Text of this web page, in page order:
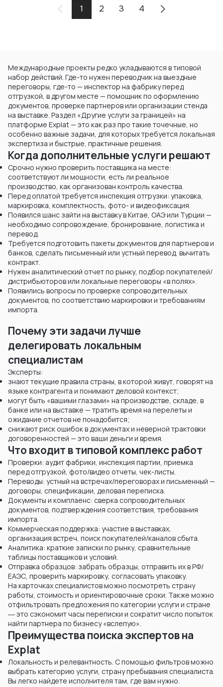
1 2 3 4
Международные проекты редко укладываются в типовой
набор действий. Где-то нужен переводчик на выездные
переговоры, где-то — инспектор на фабрику перед
отгрузкой, в другом месте — помощник по оформлению
документов, проверке партнеров или организации стенда
на выставке. Раздел «Другие услуги за границей» на
платформе Explat — это как раз про такие точечные, но
особенно важные задачи, для которых требуется локальная
экспертиза и быстрые, практичные решения.
Когда дополнительные услуги решают
Срочно нужно проверить поставщика на месте:
соответствуют ли мощности, есть ли реальное
производство, как организован контроль качества.
Перед оплатой требуется инспекция отгрузки: упаковка,
маркировка, комплектность, фото- и видеофиксация.
Появился шанс зайти на выставку в Китае, ОАЭ или Турции —
необходимо сопровождение, бронирование, логистика и
перевод.
Требуется подготовить пакеты документов для партнеров и
банков, сделать письменный или устный перевод, вычитать
контракт.
Нужен аналитический отчет по рынку, подбор покупателей/
дистрибьюторов или локальные переговоры «в полях».
Появились вопросы по проверке сопроводительных
документов, по соответствию маркировки и требованиям
импорта.
Почему эти задачи лучше
делегировать локальным
специалистам
Эксперты:
знают текущие правила страны, в которой живут, говорят на
языке контрагента и понимают деловой контекст;
могут быть «вашими глазами» на производстве, складе, в
банке или на выставке — тратить время на перелеты и
ожидание отчетов не понадобится;
снижают риск ошибок в документах и неверной трактовки
договоренностей — это ваши деньги и время.
Что входит в типовой комплекс работ
Проверки: аудит фабрики, инспекция партии, приемка
перед отгрузкой, фото/видео отчеты, чек-листы.
Переводы: устный на встречах/переговорах и письменный —
договоры, спецификации, деловая переписка.
Документы и комплаенс: сверка сопроводительных
документов, подтверждения соответствия, требования
импорта.
Коммерческая поддержка: участие в выставках,
организация встреч, поиск покупателей/каналов сбыта.
Аналитика: краткие записки по рынку, сравнительные
таблицы поставщиков и условий.
Отправка образцов: забрать образцы, отправить их в РФ/
ЕАЭС, проверить маркировку, согласовать упаковку.
На карточках специалистов можно посмотреть страну
работы, стоимость и ориентировочные сроки. Также можно
отфильтровать предложения по категории услуги и стране
― это сэкономит часы переписки и сократит число попыток
найти партнера по бизнесу «вслепую».
Преимущества поиска экспертов на
Explat
Локальность и релевантность. С помощью фильтров можно
выбрать категорию услуги, страну пребывания специалиста.
Вы легко найдете исполнителя там, где вам нужно.